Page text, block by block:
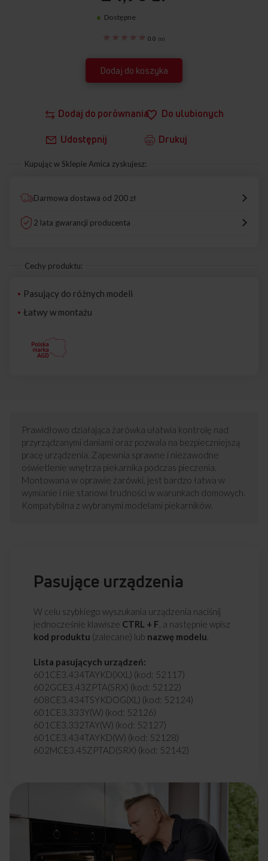
Dodaj do porównania Do ulubionych
Udostępnij Drukuj
0.0 (0)
Dostępne
Dodaj do koszyka
Kupując w Sklepie Amica zyskujesz:
Darmowa dostawa od 200 zł
2 lata gwarancji producenta
Cechy produktu:
Pasujący do różnych modeli
Łatwy w montażu
Prawidłowo działająca żarówka ułatwia kontrolę nad
przyrządzanymi daniami oraz pozwala na bezpieczniejszą
pracę urządzenia. Zapewnia sprawne i niezawodne
oświetlenie wnętrza piekarnika podczas pieczenia.
Montowana w oprawie żarówki, jest bardzo łatwa w
wymianie i nie stanowi trudności w warunkach domowych.
Kompatybilna z wybranymi modelami piekarników.
Pasujące urządzenia
W celu szybkiego wyszukania urządzenia naciśnij
jednocześnie klawisze CTRL + F , a następnie wpisz
kod produktu (zalecane) lub nazwę modelu
Lista pasujących urządzeń:
601CE3.434TAYKD(XXL) (kod: 52117)
602GCE3.43ZPTA(SRX) (kod: 52122)
608CE3.434TSYKDOG(XL) (kod: 52124)
601CE3.333Y(W) (kod: 52126)
601CE3.332TAY(W) (kod: 52127)
601CE3.434TAYKD(W) (kod: 52128)
602MCE3.45ZPTAD(SRX) (kod: 52142)
EBR7331W (kod: 52387)
EBE6421L (kod: 52717)
51CE1.316M(W) (kod: 52846)
51CE2.315(W) (kod: 52847)